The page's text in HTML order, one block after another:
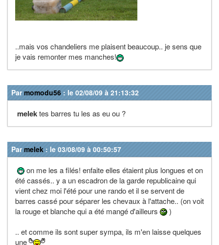
..mais vos chandeliers me plaisent beaucoup.. je sens que
je vais remonter mes manches!
Parmomodu56 : le 02/08/09 à 21:13:32
melektes barres tu les as eu ou ?
Parmelek : le 03/08/09 à 00:50:57
on me les a filés! enfaite elles étaient plus longues et on
été cassés.. y a un escadron de la garde republicaine qui
vient chez moi l'été pour une rando et il se servent de
barres cassé pour séparer les chevaux à l'attache.. (on voit
la rouge et blanche qui a été mangé d'ailleurs
)
.. et comme ils sont super sympa, ils m'en laisse quelques
une